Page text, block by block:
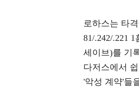
로하스는 타
81/.242/.221
세이브)를 기
다저스에서
'악성 계약'들